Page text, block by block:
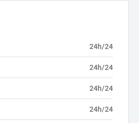
24h/24
24h/24
24h/24
24h/24